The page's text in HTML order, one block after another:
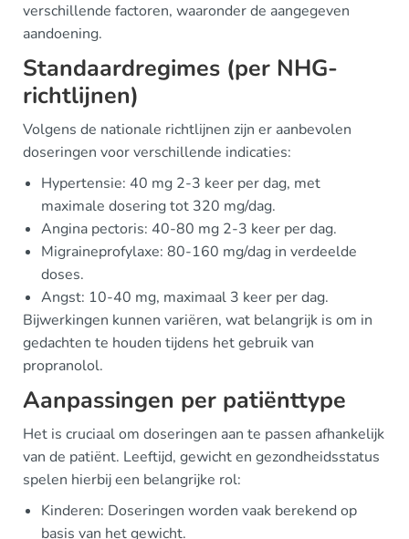
verschillende factoren, waaronder de aangegeven
aandoening.
Standaardregimes (per NHG-
richtlijnen)
Volgens de nationale richtlijnen zijn er aanbevolen
doseringen voor verschillende indicaties:
Hypertensie: 40 mg 2-3 keer per dag, met
maximale dosering tot 320 mg/dag.
Angina pectoris: 40-80 mg 2-3 keer per dag.
Migraineprofylaxe: 80-160 mg/dag in verdeelde
doses.
Angst: 10-40 mg, maximaal 3 keer per dag.
Bijwerkingen kunnen variëren, wat belangrijk is om in
gedachten te houden tijdens het gebruik van
propranolol.
Aanpassingen per patiënttype
Het is cruciaal om doseringen aan te passen afhankelijk
van de patiënt. Leeftijd, gewicht en gezondheidsstatus
spelen hierbij een belangrijke rol:
Kinderen: Doseringen worden vaak berekend op
basis van het gewicht.